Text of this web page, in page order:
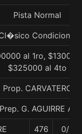
Pista Normal
Condicional
al 1ro,
$325000 al 4to
Prop. CARVATERO
Prep. G. AGUIRRE A.
476 0/0